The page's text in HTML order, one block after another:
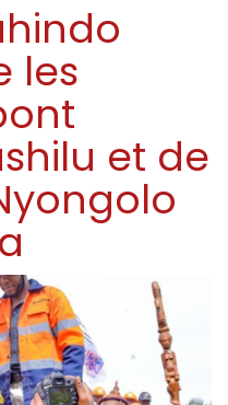
les
et de